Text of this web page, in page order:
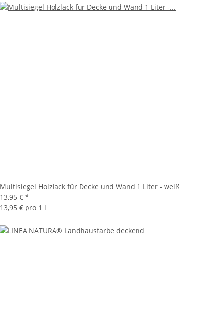
Multisiegel Holzlack für Decke und Wand 1 Liter - weiß
13,95 € *
13,95 € pro 1 l